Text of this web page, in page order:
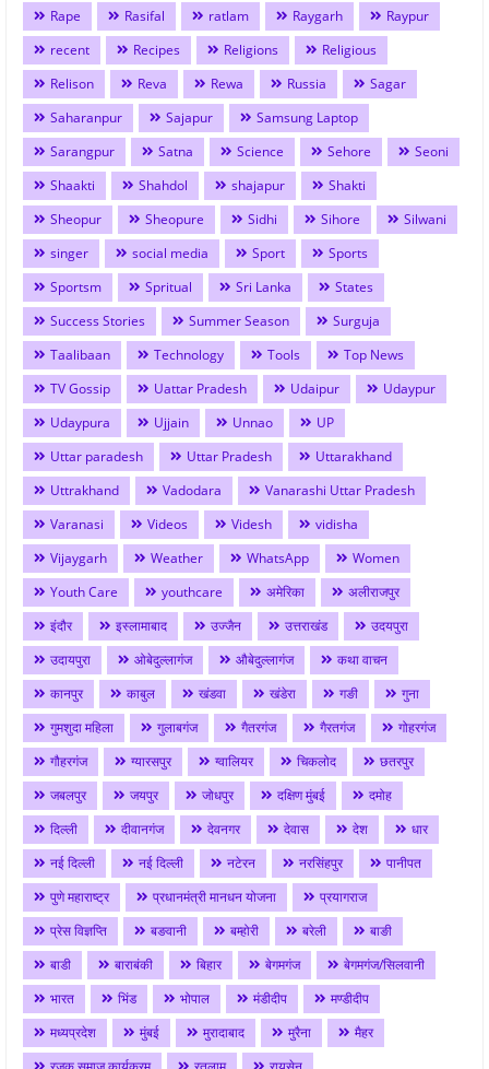
Rape
Rasifal ratlam Raygarh
Raypur
recent
Recipes Religions
Religious
Relison
Reva Rewa Russia
Sagar
Saharanpur
Sajapur
Samsung Laptop
Sarangpur
Satna Science Sehore
Seoni
Shaakti
Shahdol shajapur
Shakti
Sheopur
Sheopure Sidhi Sihore
Silwani
singer
social media Sport
Sports
Sportsm
Spritual Sri Lanka
States
Success Stories
Summer Season
Surguja
Taalibaan
Technology Tools
Top News
TV Gossip
Uattar Pradesh Udaipur
Udaypur
Udaypura
Ujjain Unnao
UP
Uttar paradesh
Uttar Pradesh
Uttarakhand
Uttrakhand
Vadodara
Vanarashi Uttar Pradesh
Varanasi
Videos Videsh
vidisha
Vijaygarh
Weather WhatsApp
Women
Youth Care
youthcare अमेरिका
अलीराजपुर
इंदौर
इस्लामाबाद उज्जैन उत्तराखंड
उदयपुरा
उदायपुरा
ओबेदुल्लागंज औबेदुल्लागंज
कथा वाचन
कानपुर
काबुल खंडवा खंडेरा गङी
गुना
गुमशुदा महिला
गुलाबगंज गैतरगंज गैरतगंज
गोहरगंज
गौहरगंज
ग्यारसपुर ग्वालियर चिकलोद
छतरपुर
जबलपुर
जयपुर जोधपुर दक्षिण मुंबई
दमोह
दिल्ली
दीवानगंज देवनगर देवास देश
धार
नई दिल्ली
नई दिल्ली नटेरन नरसिंहपुर
पानीपत
पुणे महाराष्ट्र
प्रधानमंत्री मानधन योजना
प्रयागराज
प्रेस विज्ञप्ति
बङवानी बम्होरी बरेली
बाङी
बाडी
बाराबंकी बिहार बेगमगंज
बेगमगंज/सिलवानी
भारत
भिंड भोपाल मंडीदीप
मण्डीदीप
मध्यप्रदेश
मुंबई मुरादाबाद मुरैना
मैहर